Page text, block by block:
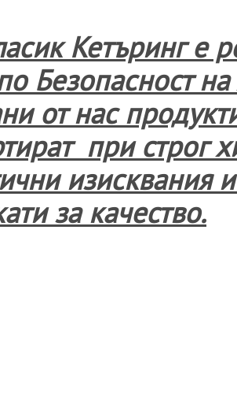
Кетъринг е
Безопасност
от нас
при строг
изисквания
за качество.